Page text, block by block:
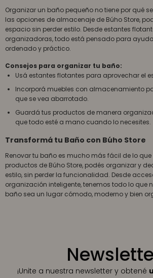
Organizar un baño pequeño no tiene por qué
las opciones de almacenaje de Búho Store,
espacio sin perder estilo. Desde estantes
organizadoras, todo está pensado para
ordenado y práctico.
Consejos para organizar tu baño:
Usá estantes flotantes para aprovechar el
Incorporá muebles con almacenamiento
que se vea abarrotado.
Guardá tus productos de manera
que todo esté a mano cuando lo necesites.
Transformá tu Baño con Búho Store
Renovar tu baño es mucho más fácil de lo que
productos de Búho Store, podés organizar y
estilo, sin perder la funcionalidad. Desde
organización inteligente, tenemos todo lo que
baño sea un lugar cómodo, moderno y bien
¡Unite a nuestra newsletter y obtené